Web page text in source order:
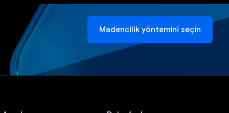
Madencilik yöntemini seçin